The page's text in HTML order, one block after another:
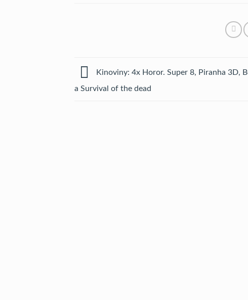
Kinoviny: 4x Horor. Super 8, Piranha 3D,
a Survival of the dead